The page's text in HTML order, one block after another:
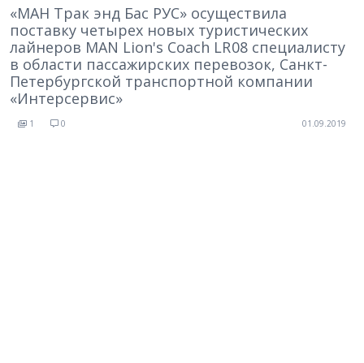
«МАН Трак энд Бас РУС» осуществила
поставку четырех новых туристических
лайнеров MAN Lion's Coach LR 08 специалисту
в области пассажирских перевозок, Санкт-
Петербургской транспортной компании
«Интерсервис»
1 0 01.09.2019